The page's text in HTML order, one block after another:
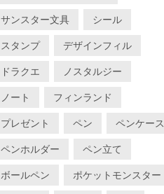
サンスター文具 シール
スタンプ デザインフィル
ドラクエ ノスタルジー
ノート フィンランド
プレゼント ペン ペンケース
ペンホルダー ペン立て
ボールペン ポケットモンスター